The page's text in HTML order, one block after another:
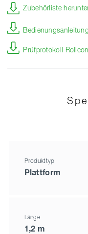
Zubehörliste
Prüfprotokoll
Produkttyp
Plattform
Länge
1,2 m